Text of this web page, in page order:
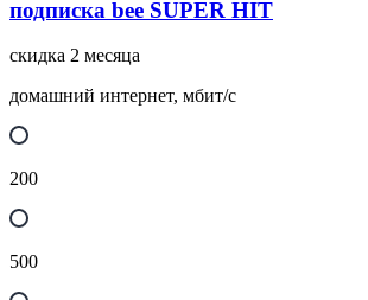
подписка bee SUPER HIT
скидка 2 месяца
домашний интернет, мбит/с
200
500